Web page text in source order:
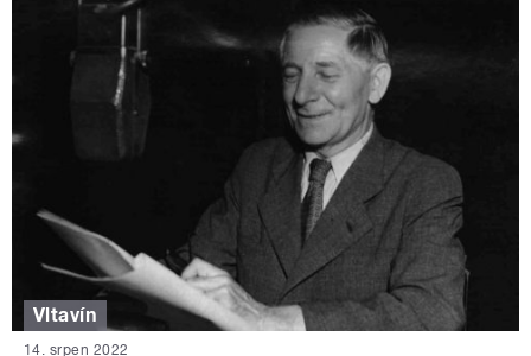
Vltavín
14. srpen 2022